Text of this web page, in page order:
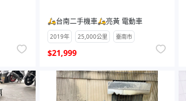
🛵台南二手機車🛵亮黃 電動車
2019年 25,000公里 臺南市
$21,999